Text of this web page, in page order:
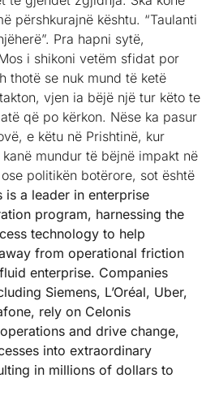
përshkurajnë kështu. “Taulanti
Pra hapni sytë,
i shikoni vetëm sfidat por
thotë se nuk mund të ketë
vjen ia bëjë një tur këto te
që po kërkon. Nëse ka pasur
e këtu në Prishtinë, kur
mundur të bëjnë impakt në
politikën botërore, sot është
is a leader in enterprise
program, harnessing the
technology to help
from operational friction
enterprise. Companies
Siemens, L’Oréal, Uber,
rely on Celonis
and drive change,
into extraordinary
in millions of dollars to